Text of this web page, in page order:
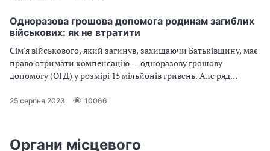
Одноразова грошова допомога родинам загиблих
військових: як не втратити
Сім'я військового, який загинув, захищаючи Батьківщину, має
право отримати компенсацію — одноразову грошову
допомогу (ОГД) у розмірі 15 мільйонів гривень. Але ряд
25 серпня 2023 10066
Органи місцевого